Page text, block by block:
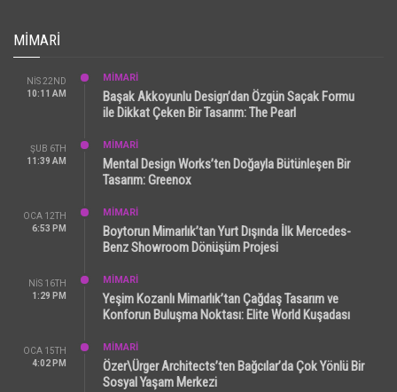
MIMARI
NIS 22ND
10:11 AM
MİMARİ
Başak Akkoyunlu Design’dan Özgün Saçak Formu
ile Dikkat Çeken Bir Tasarım: The Pearl
ŞUB 6TH
11:39 AM
MİMARİ
Mental Design Works’ten Doğayla Bütünleşen Bir
Tasarım: Greenox
OCA 12TH
6:53 PM
MİMARİ
Boytorun Mimarlık’tan Yurt Dışında İlk Mercedes-
Benz Showroom Dönüşüm Projesi
NIS 16TH
1:29 PM
MİMARİ
Yeşim Kozanlı Mimarlık’tan Çağdaş Tasarım ve
Konforun Buluşma Noktası: Elite World Kuşadası
OCA 15TH
4:02 PM
MİMARİ
Özer\Ürger Architects’ten Bağcılar’da Çok Yönlü Bir
Sosyal Yaşam Merkezi